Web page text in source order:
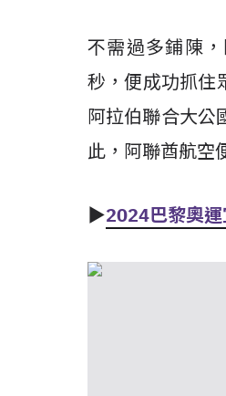
不需過多鋪陳
秒，便成功抓住
阿拉伯聯合大公
此，阿聯酋航空
▶2024巴黎奧